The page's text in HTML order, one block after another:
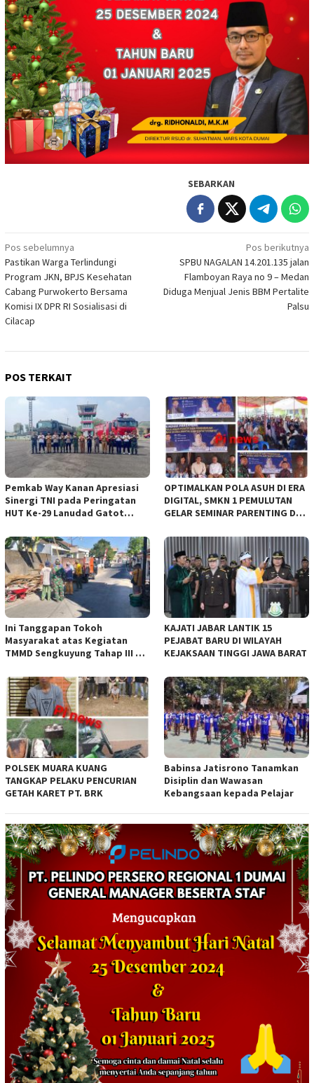
SEBARKAN
Navigasi
pos
Pos sebelumnya
Pastikan Warga Terlindungi
Program JKN, BPJS Kesehatan
Cabang Purwokerto Bersama
Komisi IX DPR RI Sosialisasi di
Cilacap
Pos berikutnya
SPBU NAGALAN 14.201.135 jalan
Flamboyan Raya no 9 – Medan
Diduga Menjual Jenis BBM Pertalite
Palsu
POS TERKAIT
Pemkab Way Kanan Apresiasi
Sinergi TNI pada Peringatan
HUT Ke-29 Lanudad Gatot
OPTIMALKAN POLA ASUH DI ERA
DIGITAL, SMKN 1 PEMULUTAN
GELAR SEMINAR PARENTING DAN
Ini Tanggapan Tokoh
Masyarakat atas Kegiatan
TMMD Sengkuyung Tahap III TA.
KAJATI JABAR LANTIK 15
PEJABAT BARU DI WILAYAH
KEJAKSAAN TINGGI JAWA BARAT
POLSEK MUARA KUANG
TANGKAP PELAKU PENCURIAN
GETAH KARET PT. BRK
Babinsa Jatisrono Tanamkan
Disiplin dan Wawasan
Kebangsaan kepada Pelajar